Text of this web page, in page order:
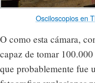
Osciloscopios en
O como esta cámara,
capaz de tomar
que probablemente fue